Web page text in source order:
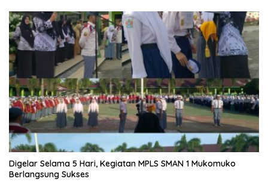
Digelar Selama 5 Hari, Kegiatan MPLS SMAN 1 Mukomuko
Berlangsung Sukses